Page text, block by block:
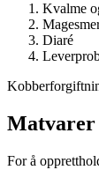
Kvalme
Diaré
Matvarer
For å